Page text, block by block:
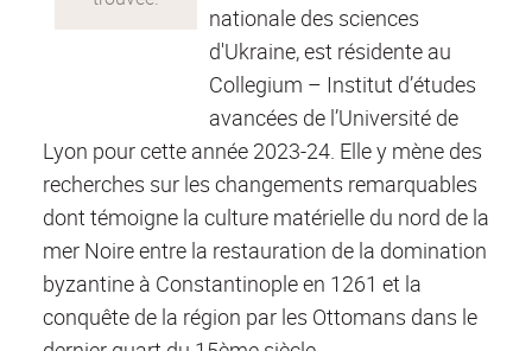
nationale des sciences
d'Ukraine, est résidente au
Collegium – Institut d’études
avancées de l’Université de
Lyon pour cette année 2023-24. Elle y mène des
recherches sur les changements remarquables
dont témoigne la culture matérielle du nord de la
mer Noire entre la restauration de la domination
byzantine à Constantinople en 1261 et la
conquête de la région par les Ottomans dans le